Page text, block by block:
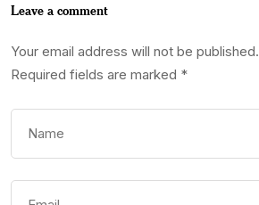
Leave a comment
Your email address will not be published.
Required fields are marked *